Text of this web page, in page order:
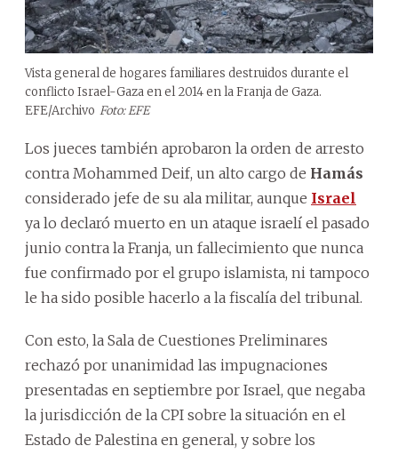
Vista general de hogares familiares destruidos durante el
conflicto Israel-Gaza en el 2014 en la Franja de Gaza.
EFE/Archivo Foto: EFE
Los jueces también aprobaron la orden de arresto
contra Mohammed Deif, un alto cargo de Hamás
considerado jefe de su ala militar, aunque Israel
ya lo declaró muerto en un ataque israelí el pasado
junio contra la Franja, un fallecimiento que nunca
fue confirmado por el grupo islamista, ni tampoco
le ha sido posible hacerlo a la fiscalía del tribunal.
Con esto, la Sala de Cuestiones Preliminares
rechazó por unanimidad las impugnaciones
presentadas en septiembre por Israel, que negaba
la jurisdicción de la CPI sobre la situación en el
Estado de Palestina en general, y sobre los